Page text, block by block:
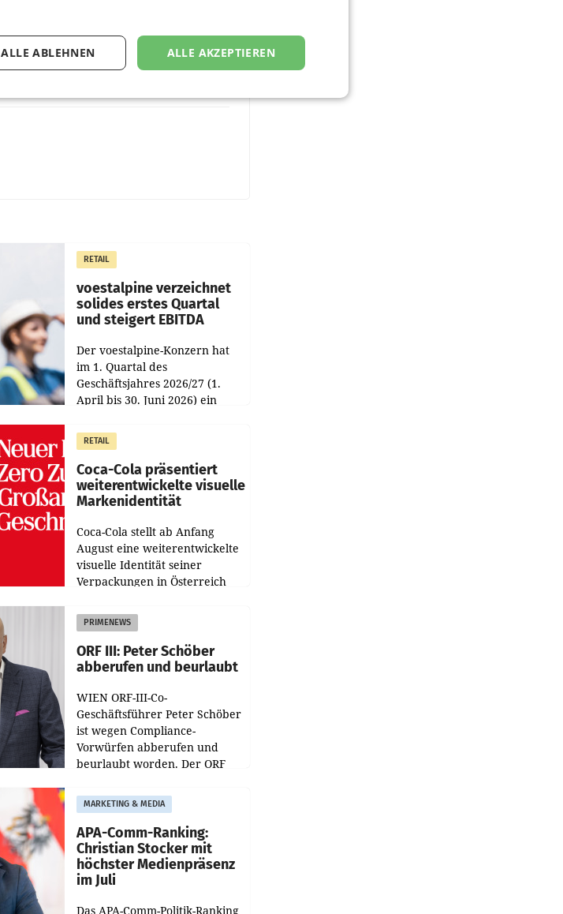
RETAIL
voestalpine verzeichnet
solides erstes Quartal
und steigert EBITDA
Der voestalpine-Konzern hat
im 1. Quartal des
Geschäftsjahres 2026/27 (1.
April bis 30. Juni 2026) ein
Der Umsatz stieg im Vergleich
zur Vorjahresperiode
RETAIL
Coca-Cola präsentiert
weiterentwickelte visuelle
Markenidentität
Coca-Cola stellt ab Anfang
August eine weiterentwickelte
visuelle Identität seiner
Verpackungen in Österreich
Redesigns stehen zentrale
Gestaltungselemente
PRIMENEWS
ORF III: Peter Schöber
abberufen und beurlaubt
WIEN ORF-III-Co-
Geschäftsführer Peter Schöber
ist wegen Compliance-
Vorwürfen abberufen und
beurlaubt worden. Der ORF
entsprechende
Medienberichte.
MARKETING & MEDIA
APA-Comm-Ranking:
Christian Stocker mit
höchster Medienpräsenz
im Juli
Das APA-Comm-Politik-Ranking
ALLE AKZEPTIEREN
ALLE ABLEHNEN